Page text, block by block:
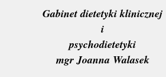
Gabinet dietetyki klinicznej
i
psychodietetyki
mgr Joanna Walasek